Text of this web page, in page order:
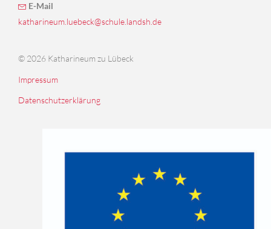
E-Mail
katharineum.luebeck@schule.landsh.de
© 2026 Katharineum zu Lübeck
Impressum
Datenschutzerklärung